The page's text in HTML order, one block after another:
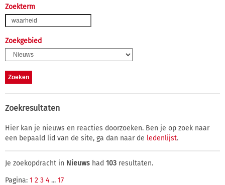
Zoekterm
Zoekgebied
Zoekresultaten
Hier kan je nieuws en reacties doorzoeken. Ben je op zoek naar
een bepaald lid van de site, ga dan naar de ledenlijst.
Je zoekopdracht in Nieuws had 103 resultaten.
Pagina: 1 2 3 4 ... 17